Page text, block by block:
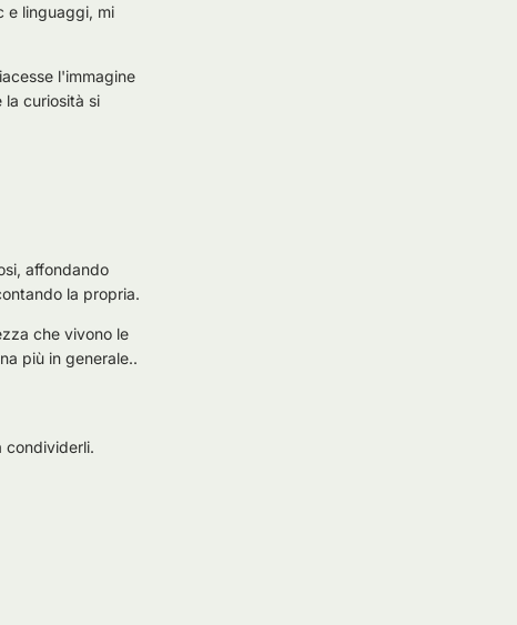
e linguaggi, mi
l'immagine
la curiosità si
affondando
la propria.
che vivono le
più in generale..
condividerli.